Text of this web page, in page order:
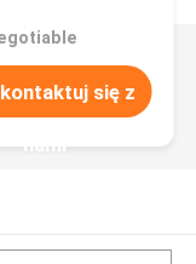
się z
nami